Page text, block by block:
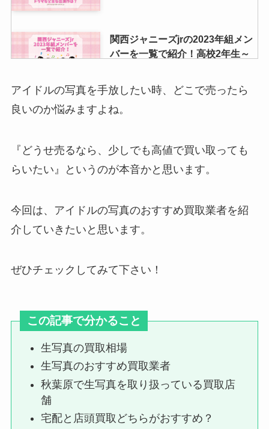
関西ジャニーズjrの2023年組メン
バーを一覧で紹介！高校2年生～
すのチルのぬいぐるみのサイズ
段）服の売ってる場所も調査
ころを見極めるには？買取相場や
qrごとのお譲りで気をつけること
なにわ男子のメンバーカラーの決
め方は？公式で何色？グッズ・ロ
ゴの色調査
元木大介の息子はジャニーズ？噂
アイドルの写真を手放したい時、どこで売ったら
良いのか悩みますよね。
『どうせ売るなら、少しでも高値で買い取っても
らいたい』というのが本音かと思います。
今回は、アイドルの写真のおすすめ買取業者を紹
介していきたいと思います。
ぜひチェックしてみて下さい！
この記事で分かること
生写真の買取相場
生写真のおすすめ買取業者
秋葉原で生写真を取り扱っている買取店
舗
宅配と店頭買取どちらがおすすめ？